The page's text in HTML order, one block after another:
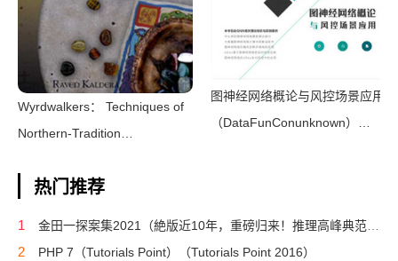
Wyrdwalkers： Techniques of
Northern-Tradition
Kaldera）（2013）
图神经网络概论与风控场景应用
（DataFunConunknown）
热门推荐
1 金田一探案集2021（絶版近10年，重磅归来！推理高峰典范，江户川乱步、青山刚昌推荐。惊骇悬念+诡秘人性，入坑推理佳选，一套10本过足瘾！精美和风装帧，日本系列销量超5500万册）（横沟正史）（壹页科技 2021）
2 PHP 7（Tutorials Point）（Tutorials Point 2016）